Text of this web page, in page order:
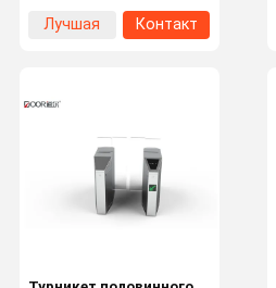
Лучшая
Контакт